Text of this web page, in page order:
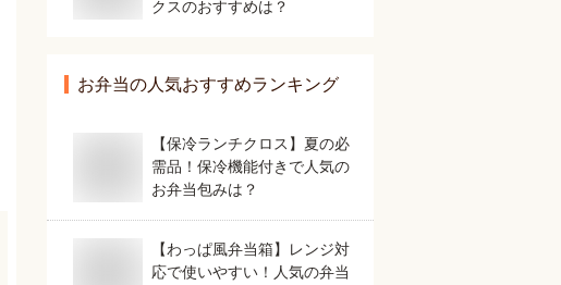
クスのおすすめは？
お弁当の人気おすすめランキング
【保冷ランチクロス】夏の必
需品！保冷機能付きで人気の
お弁当包みは？
【わっぱ風弁当箱】レンジ対
応で使いやすい！人気の弁当